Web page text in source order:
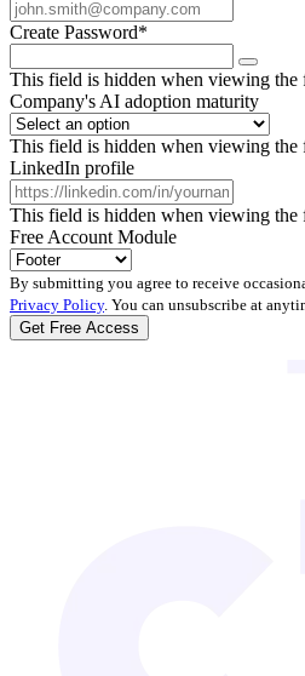
Create Password*
This field is hidden when viewing the
Company's AI adoption maturity
This field is hidden when viewing the
LinkedIn profile
This field is hidden when viewing the
Free Account Module
By submitting you agree to receive
Privacy Policy. You can unsubscribe at